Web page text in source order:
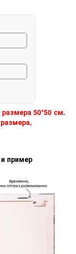
50*50 см.
пример